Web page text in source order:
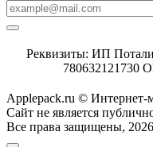
Реквизиты: ИП
780632121730
Applepack.ru © Интернет-
Cайт не является
Все права защищены,